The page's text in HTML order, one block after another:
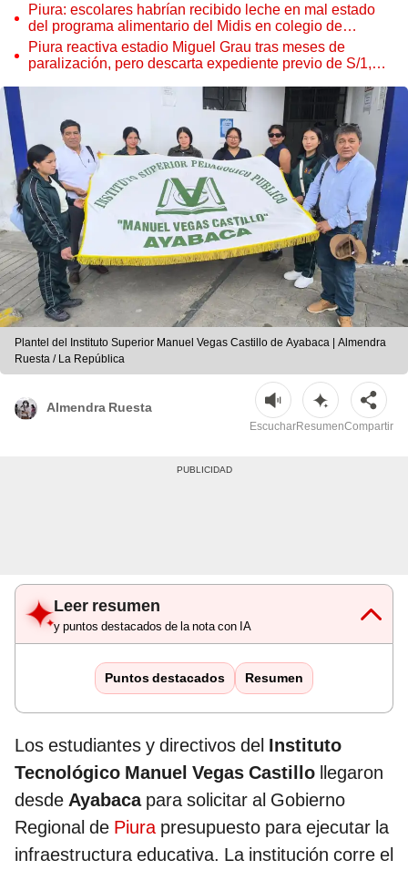
Piura: escolares habrían recibido leche en mal estado
del programa alimentario del Midis en colegio de
Huancabamba
Piura reactiva estadio Miguel Grau tras meses de
paralización, pero descarta expediente previo de S/1,2
Plantel del Instituto Superior Manuel Vegas Castillo de Ayabaca | Almendra
Ruesta / La República
Almendra Ruesta
EscucharResumenCompartir
Leer resumen
y puntos destacados de la nota con IA
Puntos destacados Resumen
Los estudiantes y directivos del Instituto
Tecnológico Manuel Vegas Castillo llegaron
desde Ayabacapara solicitar al Gobierno
Regional de Piurapresupuesto para ejecutar la
infraestructura educativa. La institución corre el